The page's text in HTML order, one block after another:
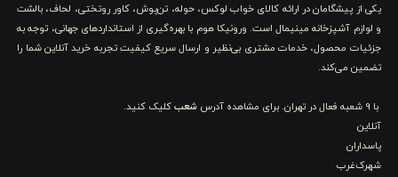
ویژگی های کاور لحاف پنبه 3 تکه یک نفره ورونیکا مدل
terra قهوه ای کرم
در این بخش به بررسی عمیق‌تر مزایا و ویژگی‌های برجسته ست لحاف
پنبه‌ ای ۳ تکه یک نفره ورونیکا مدل Terra می‌پردازیم:
۱. هارمونی رنگ قهوه‌ای کرم: گرما و آرامشی بی‌نظیر
یکی از پیشگامان در ارائه کالای خواب لوکس، حوله، تن‌پوش، کاور روتختی، لحاف، بالشت
و لوازم آشپزخانه مینیمال است. ورونیکا هوم با بهره‌گیری از استانداردهای جهانی، توجه به
جزئیات محصول، خدمات مشتری بی‌نظیر و ارسال سریع کیفیت تجربه خرید آنلاین شما را
تضمین می‌کند.
با 9 شعبه فعال در تهران. برای مشاهده آدرس شعبکلیک کنید.
آنلاین
پاسداران
شهرک‌غرب